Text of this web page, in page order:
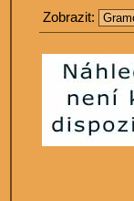
Zobrazit: